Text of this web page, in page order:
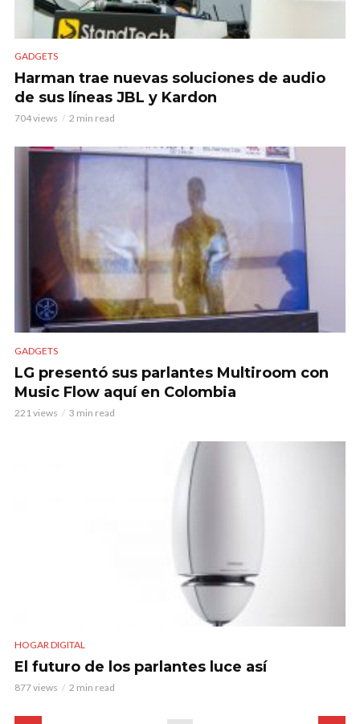
GADGETS
Harman trae nuevas soluciones de audio
de sus líneas JBL y Kardon
704 views 2 min read
GADGETS
LG presentó sus parlantes Multiroom con
Music Flow aquí en Colombia
221 views 3 min read
HOGAR DIGITAL
El futuro de los parlantes luce así
877 views 2 min read